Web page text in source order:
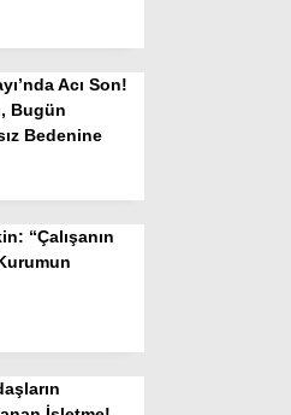
Acı Son!
Bugün
Bedenine
“Çalışanın